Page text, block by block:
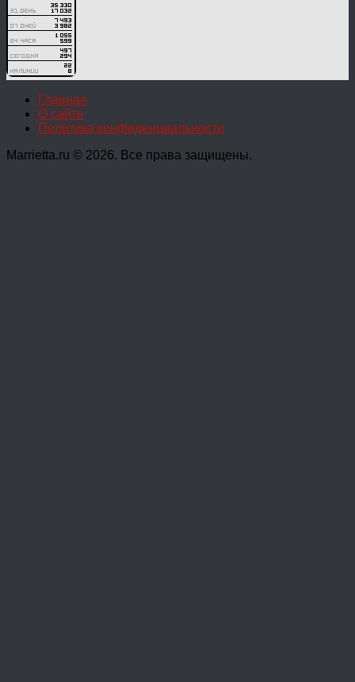
Главная
О сайте
Политика конфиденциальности
Marrietta.ru © 2026. Все права защищены.